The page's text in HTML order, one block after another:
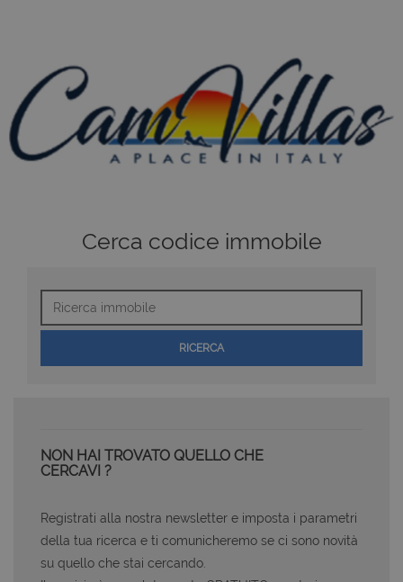
Cerca codice immobile
immobile
RICERCA
NON HAI TROVATO QUELLO CHE
CERCAVI ?
Registrati alla nostra newsletter e imposta i parametri
della tua ricerca e ti comunicheremo se ci sono novità
su quello che stai cercando.